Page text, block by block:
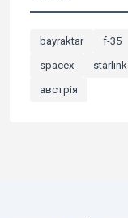
bayraktar f-35
spacex
starlink
австрія